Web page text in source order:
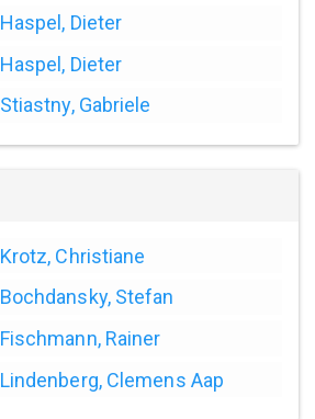
Haspel, Dieter
Haspel, Dieter
Stiastny, Gabriele
Krotz, Christiane
Bochdansky, Stefan
Fischmann, Rainer
Lindenberg, Clemens Aap